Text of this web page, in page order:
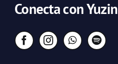
Conecta con Yuzin